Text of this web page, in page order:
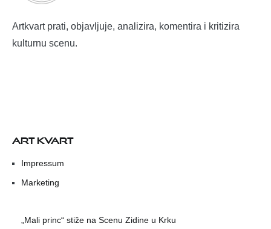
Artkvart prati, objavljuje, analizira, komentira i kritizira
kulturnu scenu.
ART KVART
Impressum
Marketing
„Mali princ“ stiže na Scenu Zidine u Krku